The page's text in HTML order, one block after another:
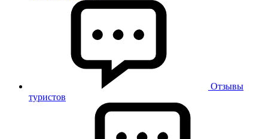
Отзывы
туристов